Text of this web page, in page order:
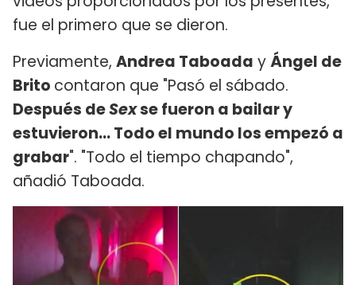
fue el primero que se dieron.
Previamente, Andrea Taboada yÁngel de
Brito contaron que "Pasó el sábado.
Después deSexse fueron a bailar y
estuvieron... Todo el mundo los empezó a
grabar". "Todo el tiempo chapando",
añadió Taboada.